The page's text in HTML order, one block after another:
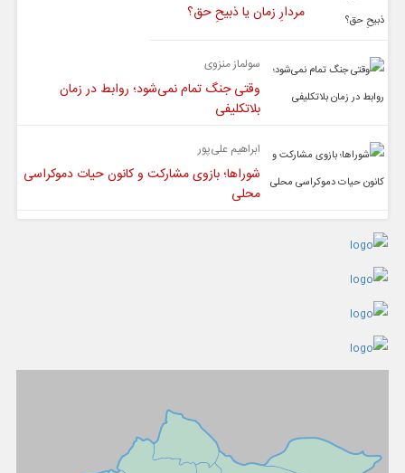
مردارِ زمان یا ذبیحِ حق؟
سولماز منزوی
وقتی جنگ تمام نمی‌شود؛ روابط در زمان
بلاتکلیفی
ابراهیم علی‌پور
شوراها؛ بازوی مشارکت و کانون حیات دموکراسی
محلی